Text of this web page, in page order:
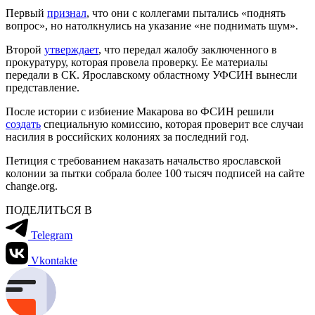
Первый признал, что они с коллегами пытались «поднять
вопрос», но натолкнулись на указание «не поднимать шум».
Второй утверждает, что передал жалобу заключенного в
прокуратуру, которая провела проверку. Ее материалы
передали в СК. Ярославскому областному УФСИН вынесли
представление.
После истории с избиение Макарова во ФСИН решили
создать специальную комиссию, которая проверит все случаи
насилия в российских колониях за последний год.
Петиция с требованием наказать начальство ярославской
колонии за пытки собрала более 100 тысяч подписей на сайте
change.org.
ПОДЕЛИТЬСЯ В
Telegram
Vkontakte